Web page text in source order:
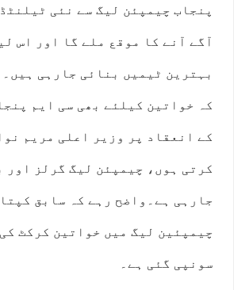
پنجاب چیمپئن لیگ سے نئی ٹیلنٹڈ
آگے آنے کا موقع ملے گا اور اس
بہترین ٹیمیں بنائی جارہی
کہ خواتین کیلئے بھی سی ایم
کے انعقاد پر وزیر اعلی مریم
کرتی ہوں، چیمپئن لیگ گرلز اور
جارہی ہے۔واضح رہے کہ سابق
چیمپئین لیگ میں خواتین کرکٹ
سونپی گئی ہے۔